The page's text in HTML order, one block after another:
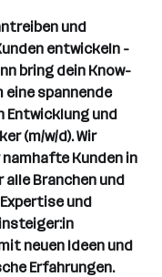
und
entwickeln -
bring dein Know-
eine spannende
Entwicklung und
(m/w/d). Wir
Kunden in
Branchen und
und
neuen Ideen und
Erfahrungen.